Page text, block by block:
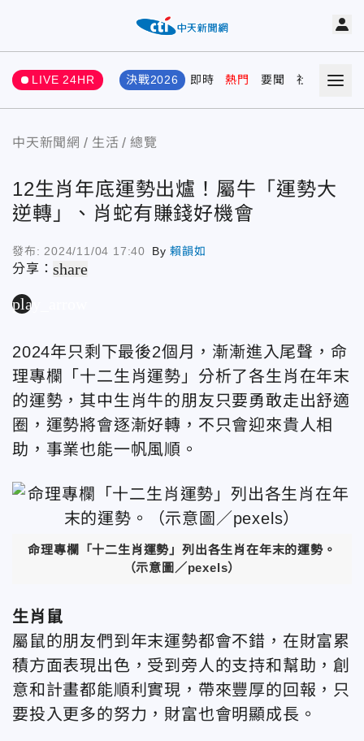
LIVE 24HR 決戰2026 即時 熱門 要聞 社會 娛樂
中天新聞網 生活 總覽
12生肖年底運勢出爐！屬牛「運勢大
逆轉」、肖蛇有賺錢好機會
發布: 2024/11/04 17:40 By賴韻如
分享：share
play_arrow
2024年只剩下最後2個月，漸漸進入尾聲，命
理專欄「十二生肖運勢」分析了各生肖在年末
的運勢，其中生肖牛的朋友只要勇敢走出舒適
圈，運勢將會逐漸好轉，不只會迎來貴人相
助，事業也能一帆風順。
命理專欄「十二生肖運勢」列出各生肖在年末的運勢。
（示意圖／pexels）
生肖鼠
屬鼠的朋友們到年末運勢都會不錯，在財富累
積方面表現出色，受到旁人的支持和幫助，創
意和計畫都能順利實現，帶來豐厚的回報，只
要投入更多的努力，財富也會明顯成長。